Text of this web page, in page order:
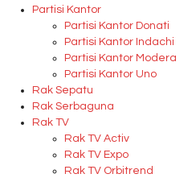
Partisi Kantor
Partisi Kantor Donati
Partisi Kantor Indachi
Partisi Kantor Modera
Partisi Kantor Uno
Rak Sepatu
Rak Serbaguna
Rak TV
Rak TV Activ
Rak TV Expo
Rak TV Orbitrend